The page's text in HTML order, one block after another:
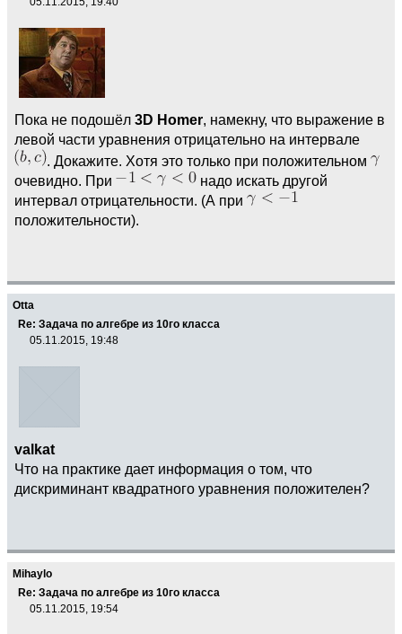
Пока не подошёл 3D Homer, намекну, что выражение в
левой части уравнения отрицательно на интервале
. Докажите. Хотя это только при положительном
очевидно. При
надо искать другой
интервал отрицательности. (А при
положительности).
Otta
Re: Задача по алгебре из 10го класса
05.11.2015, 19:48
valkat
Что на практике дает информация о том, что
дискриминант квадратного уравнения положителен?
Mihaylo
Re: Задача по алгебре из 10го класса
05.11.2015, 19:54